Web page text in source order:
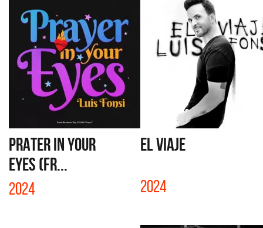
PRATER IN YOUR
EYES (FR...
2024
EL VIAJE
2024